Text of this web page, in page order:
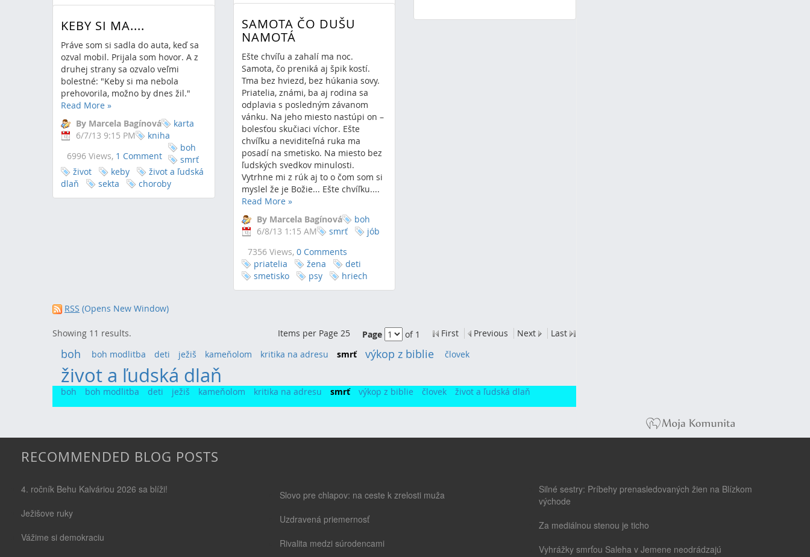
SAMOTA ČO DUŠU
NAMOTÁ
Ešte chvíľu a zahalí ma noc.
Samota, čo preniká aj špik kostí.
Tma bez hviezd, bez húkania sovy.
Priatelia, známi, ba aj rodina sa
odplavia s posledným závanom
vánku. Na jeho miesto nastúpi on –
bolesťou skučiaci víchor. Ešte
chvíľku a neviditeľná ruka ma
posadí na smetisko. Na miesto bez
ľudských svedkov minulosti.
Vytrhne mi z rúk aj to o čom som si
myslel že je Božie... Ešte chvíľku....
Read More »
By Marcela Bagínová
6/8/13 1:15 AM
7356 Views, 0 Comments
boh
smrť
jób
priatelia žena
deti
smetisko
psy hriech
KEBY SI MA....
Práve som si sadla do auta, keď sa
ozval mobil. Prijala som hovor. A z
druhej strany sa ozvalo veľmi
bolestné: "Keby si ma nebola
prehovorila, možno by dnes žil."
Read More »
By Marcela Bagínová
6/7/13 9:15 PM
6996 Views, 1 Comment
karta
kniha
boh
smrť
život
keby
život a ľudská
dlaň
sekta choroby
RSS (Opens New Window)
Showing 11 results. Items per Page 25 Page of 1 First Previous Next Last
boh (24)boh modlitba (7)deti (14)ježiš (9)kameňolom (7)kritika na adresu (9)smrť(11)výkop z biblie (20)
človek
život a ľudská dlaň
boh boh modlitba deti ježiš kameňolom kritika na adresu smrť výkop z biblie človek život a ľudská dlaň
RECOMMENDED BLOG POSTS
4. ročník Behu Kalváriou 2026 sa blíži!
Ježišove ruky
Vážime si demokraciu
Slovo pre chlapov: na ceste k zrelosti muža
Uzdravená priemernosť
Rivalita medzi súrodencami
Silné sestry: Príbehy prenasledovaných žien na Blízkom
východe
Za mediálnou stenou je ticho
Vyhrážky smrťou Saleha v Jemene neodrádzajú